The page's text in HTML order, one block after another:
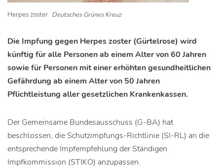
Herpes zoster Deutsches Grünes Kreuz
Die Impfung gegen Herpes zoster (Gürtelrose) wird
künftig für alle Personen ab einem Alter von 60 Jahren
sowie für Personen mit einer erhöhten gesundheitlichen
Gefährdung ab einem Alter von 50 Jahren
Pflichtleistung aller gesetzlichen Krankenkassen.
Der Gemeinsame Bundesausschuss (G-BA) hat
beschlossen, die Schutzimpfungs-Richtlinie (SI-RL) an die
entsprechende Impfempfehlung der Ständigen
Impfkommission (STIKO) anzupassen.